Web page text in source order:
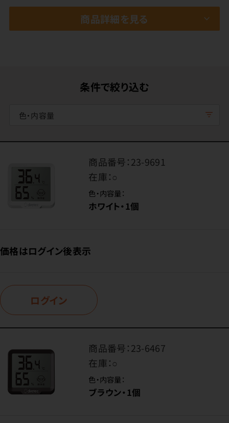
商品詳細を見る
条件で絞り込む
色・内容量
商品番号：23-9691
在庫：○
色・内容量：
ホワイト・1個
価格はログイン後表示
ログイン
商品番号：23-6467
在庫：○
色・内容量：
ブラウン・1個